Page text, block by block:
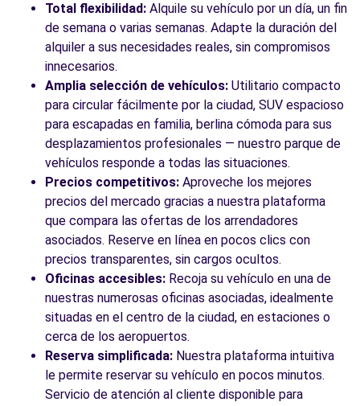
Total flexibilidad: Alquile su vehículo por un día, un fin
de semana o varias semanas. Adapte la duración del
alquiler a sus necesidades reales, sin compromisos
innecesarios.
Amplia selección de vehículos: Utilitario compacto
para circular fácilmente por la ciudad, SUV espacioso
para escapadas en familia, berlina cómoda para sus
desplazamientos profesionales — nuestro parque de
vehículos responde a todas las situaciones.
Precios competitivos: Aproveche los mejores
precios del mercado gracias a nuestra plataforma
que compara las ofertas de los arrendadores
asociados. Reserve en línea en pocos clics con
precios transparentes, sin cargos ocultos.
Oficinas accesibles: Recoja su vehículo en una de
nuestras numerosas oficinas asociadas, idealmente
situadas en el centro de la ciudad, en estaciones o
cerca de los aeropuertos.
Reserva simplificada: Nuestra plataforma intuitiva
le permite reservar su vehículo en pocos minutos.
Servicio de atención al cliente disponible para